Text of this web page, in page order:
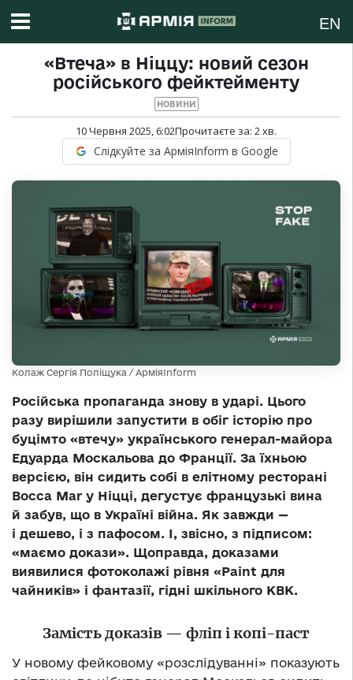
EN
«Втеча» в Ніццу: новий сезон
російського фейктейменту
НОВИНИ
10 Червня 2025, 6:02Прочитаєте за: 2хв.
Слідкуйте за АрміяInform в Google
Колаж Сергія Поліщука / АрміяInform
Російська пропаганда знову в ударі. Цього
разу вирішили запустити в обіг історію про
буцімто «втечу» українського генерал-майора
Едуарда Москальова до Франції. За їхньою
версією, він сидить собі в елітному ресторані
Bocca Mar у Ніцці, дегустує французькі вина
й забув, що в Україні війна. Як завжди —
і дешево, і з пафосом. І, звісно, з підписом:
«маємо докази». Щоправда, доказами
виявилися фотоколажі рівня «Paint для
чайників» і фантазії, гідні шкільного КВК.
Замість доказів — фліп і копі-паст
У новому фейковому «розслідуванні» показують